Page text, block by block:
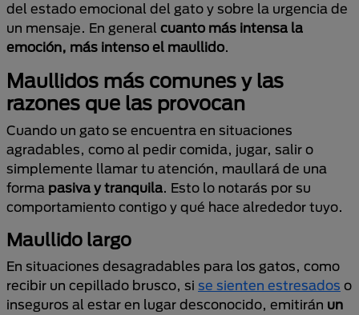
del estado emocional del gato y sobre la urgencia de
un mensaje. En general cuanto más intensa la
emoción, más intenso el maullido.
Maullidos más comunes y las
razones que las provocan
Cuando un gato se encuentra en situaciones
agradables, como al pedir comida, jugar, salir o
simplemente llamar tu atención, maullará de una
forma pasiva y tranquila. Esto lo notarás por su
comportamiento contigo y qué hace alrededor tuyo.
Maullido largo
En situaciones desagradables para los gatos, como
recibir un cepillado brusco, si se sienten estresados o
inseguros al estar en lugar desconocido, emitirán un